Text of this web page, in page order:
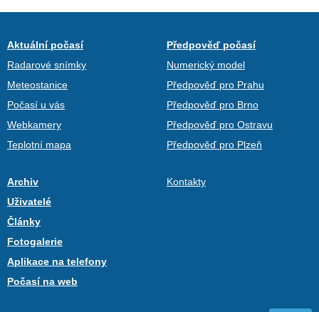
Aktuální počasí
Radarové snímky
Meteostanice
Počasí u vás
Webkamery
Teplotní mapa
Předpověď počasí
Numerický model
Předpověď pro Prahu
Předpověď pro Brno
Předpověď pro Ostravu
Předpověď pro Plzeň
Archiv
Uživatelé
Články
Fotogalerie
Aplikace na telefony
Počasí na web
Kontakty